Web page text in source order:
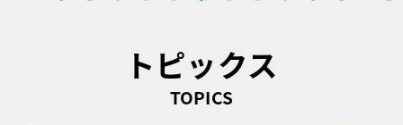
トピックス
TOPICS